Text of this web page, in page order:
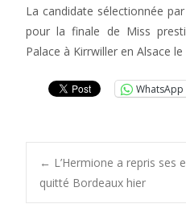
La candidate sélectionnée
pour la finale de Miss
Palace à Kirrwiller en Alsace
WhatsApp
Post
← L’Hermione a repris ses
quitté Bordeaux hier